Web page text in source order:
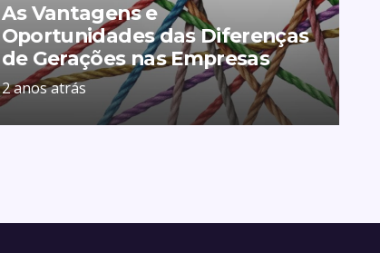
As Vantagens e
Oportunidades das Diferenças
de Gerações nas Empresas
2 anos atrás